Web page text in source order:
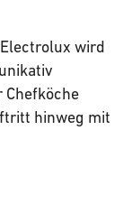
wird
Chefköche
hinweg mit